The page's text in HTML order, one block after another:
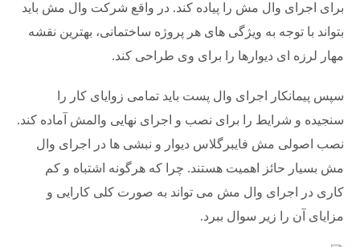
برای اجرای وال مش را پیاده کند. در واقع شرکت وال مش باید
بتواند با توجه به ویژگی های هر پروژه ساختمانی، بهترین نقشه
مهار لرزه ای دیوارها را برای وی طراحی کند.
سپس پیمانکار اجرای وال پست باید تمامی زوایای کار را
سنجیده و شرایط را برای نصب و اجرای نهایی والمش آماده کند.
نصب اصولی مش فایبرگلاس دیوار و نبشی ها در اجرای وال
مش بسیار حائز اهمیت هستند. چرا که هرگونه اشتباه و کم
کاری در اجرای وال مش می تواند به صورت کلی کارایی و
مزایای آن را زیر سوال ببرد.